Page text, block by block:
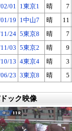
01 1東京1 晴 7
19 1中山7 晴 11
24 5東京8 晴 7
03 5東京2 晴 9
13 4東京4 晴 3
23 3東京8 晴 5
ック映像